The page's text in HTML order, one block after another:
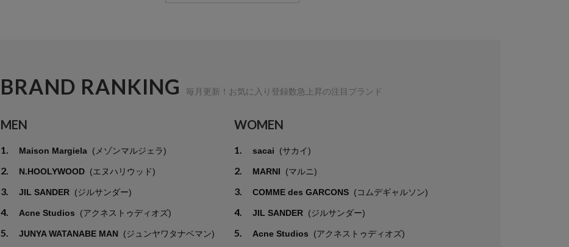
BRAND RANKING 毎月更新！お気に入り登録数急上昇の注目ブランド
MEN
1. Maison Margiela (メゾンマルジェラ)
2. N.HOOLYWOOD (エヌハリウッド)
3. JIL SANDER (ジルサンダー)
4. Acne Studios (アクネストゥディオズ)
5. JUNYA WATANABE MAN (ジュンヤワタナベマン)
WOMEN
1. sacai (サカイ)
2. MARNI (マルニ)
3. COMME des GARCONS (コムデギャルソン)
4. JIL SANDER (ジルサンダー)
5. Acne Studios (アクネストゥディオズ)